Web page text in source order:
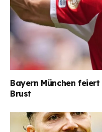
Bayern München
Brust